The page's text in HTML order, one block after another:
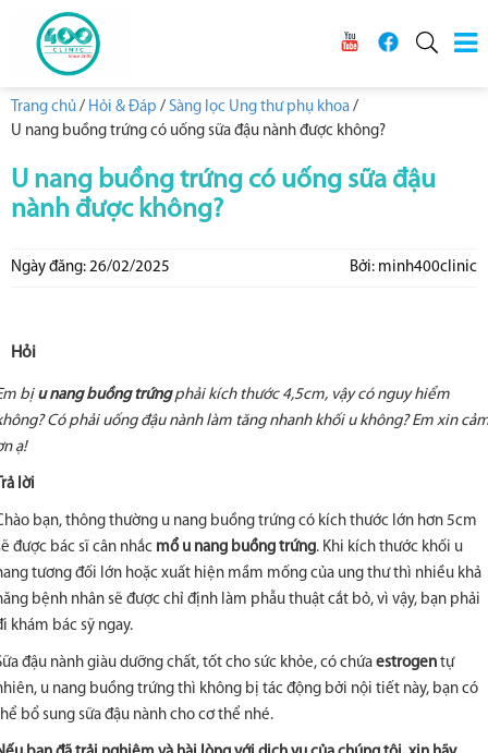
Trang chủ / Hỏi & Đáp / Sàng lọc Ung thư phụ khoa /
U nang buồng trứng có uống sữa đậu nành được không?
U nang buồng trứng có uống sữa đậu
nành được không?
Ngày đăng: 26/02/2025 Bởi: minh400clinic
Hỏi
bị u nang buồng trứngphải kích thước 4,5cm, vậy có nguy hiểm
Có phải uống đậu nành làm tăng nhanh khối u không? Em xin
ạ!
lời
bạn, thông thường u nang buồng trứng có kích thước lớn hơn 5cm
được bác sĩ cân nhắc mổ u nang buồng trứng. Khi kích thước khối u
tương đối lớn hoặc xuất hiện mầm mống của ung thư thì nhiều khả
bệnh nhân sẽ được chỉ định làm phẫu thuật cắt bỏ, vì vậy, bạn phải
khám bác sỹ ngay.
đậu nành giàu dưỡng chất, tốt cho sức khỏe, có chứa estrogen tự
u nang buồng trứng thì không bị tác động bởi nội tiết này, bạn có
bổ sung sữa đậu nành cho cơ thể nhé.